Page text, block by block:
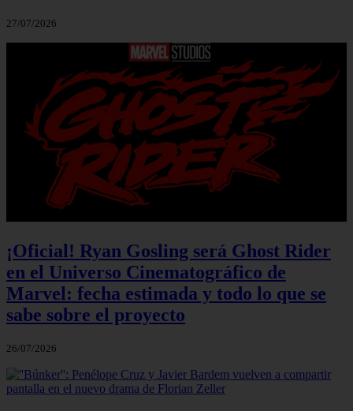
27/07/2026
¡Oficial! Ryan Gosling será Ghost Rider
en el Universo Cinematográfico de
Marvel: fecha estimada y todo lo que se
sabe sobre el proyecto
26/07/2026